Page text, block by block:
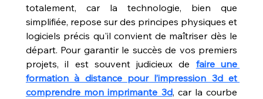
totalement, car la technologie, bien que
simplifiée, repose sur des principes physiques et
logiciels précis qu'il convient de maîtriser dès le
départ. Pour garantir le succès de vos premiers
projets, il est souvent judicieux de faire une
formation à distance pour l’impression 3d et
comprendre mon imprimante 3d, car la courbe